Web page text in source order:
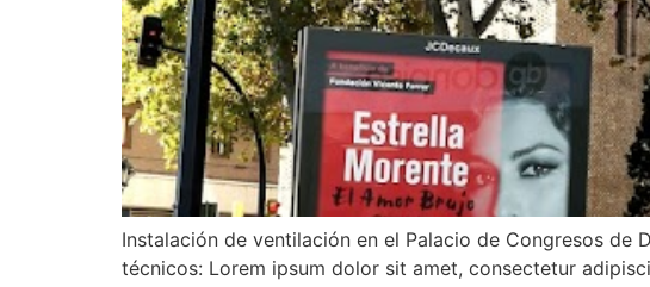
Instalación de ventilación en el Palacio de Congresos de
técnicos: Lorem ipsum dolor sit amet, consectetur